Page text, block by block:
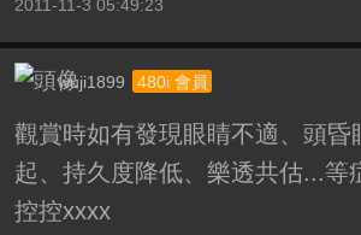
2011-11-3 05:49:23
wuji1899 480i 會員
觀賞時如有發現眼睛不適、頭昏
起、持久度降低、樂透共估...等
控控xxxx